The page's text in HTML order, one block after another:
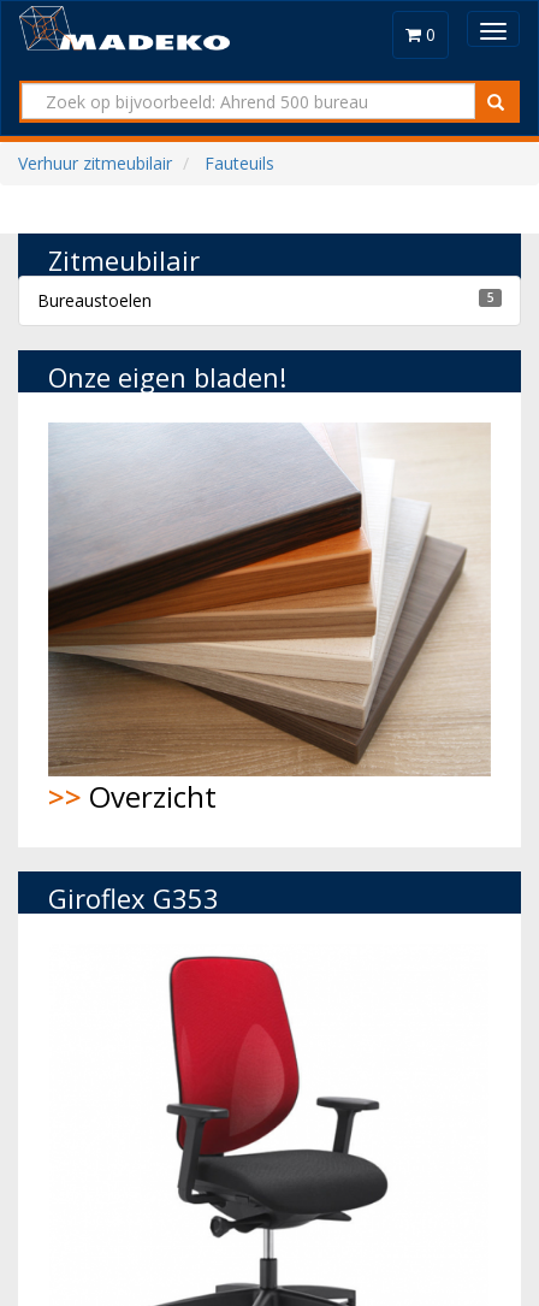
0
Verhuur zitmeubilair Fauteuils
Zitmeubilair
Bureaustoelen 5
Onze eigen bladen!
>> Overzicht
Giroflex G353